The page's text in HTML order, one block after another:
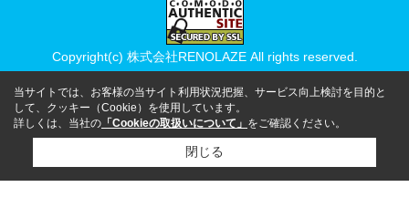
Copyright(c) 株式会社RENOLAZE All rights reserved.
当サイトでは、お客様の当サイト利用状況把握、サービス向上検討を目的と
して、クッキー（Cookie）を使用しています。
詳しくは、当社の 「Cookieの取扱いについて」 をご確認ください。
閉じる